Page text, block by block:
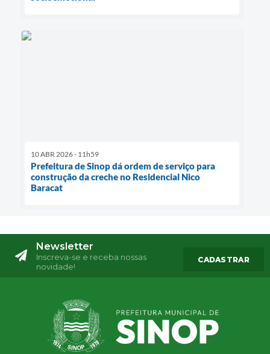
10 ABR 2026 - 11h59
Prefeitura de Sinop dá ordem de serviço para
construção da creche no Residencial Nico
Baracat
Newsletter
Inscreva-se e receba nossas
novidade!
CADASTRAR